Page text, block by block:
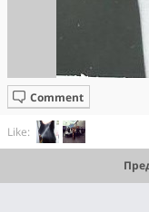
Comment
Like: